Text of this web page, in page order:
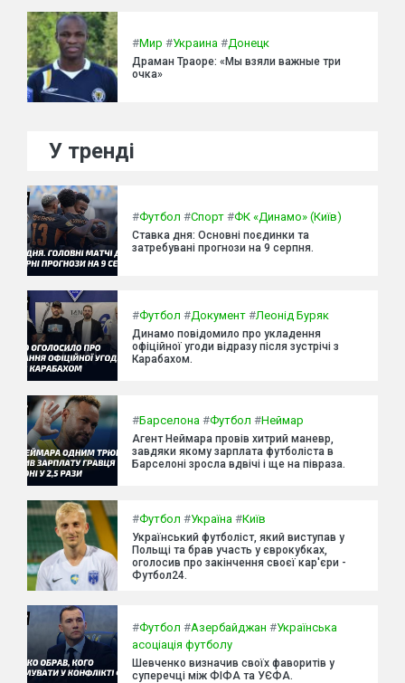
#Мир #Украина #Донецк
Драман Траоре: «Мы взяли важные три
очка»
У тренді
#Футбол #Спорт #ФК «Динамо» (Київ)
Ставка дня: Основні поєдинки та
затребувані прогнози на 9 серпня.
#Футбол #Документ #Леонід Буряк
Динамо повідомило про укладення
офіційної угоди відразу після зустрічі з
Карабахом.
#Барселона #Футбол #Неймар
Агент Неймара провів хитрий маневр,
завдяки якому зарплата футболіста в
Барселоні зросла вдвічі і ще на півраза.
#Футбол #Україна #Київ
Український футболіст, який виступав у
Польщі та брав участь у єврокубках,
оголосив про закінчення своєї кар'єри -
Футбол24.
#Футбол #Азербайджан #Українська
асоціація футболу
Шевченко визначив своїх фаворитів у
суперечці між ФІФА та УЄФА.